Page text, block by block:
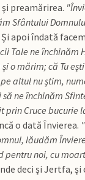
preamărirea.
Sfântului
Şi apoi îndată
Tale ne închinăm
o mărim; că Tu
altul nu ştim,
ne închinăm
prin Cruce bucurie
o dată Învierea.
lăudăm
pentru noi, cu
deci şi Jertfa, şi